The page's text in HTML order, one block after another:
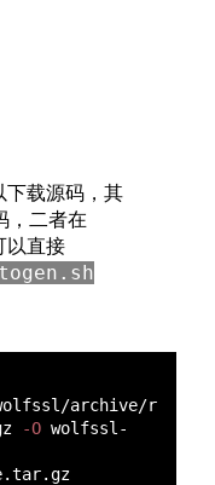
下载源码，其
，二者在
以直接
archive/r
-O wolfssl-